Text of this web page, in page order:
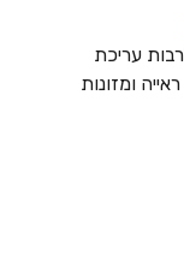
עריכת
ומזונות